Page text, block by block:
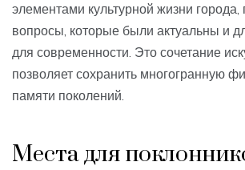
элементами культурной жизни
вопросы, которые были актуальны и
для современности. Это сочетание
позволяет сохранить многогранную
памяти поколений.
Места для